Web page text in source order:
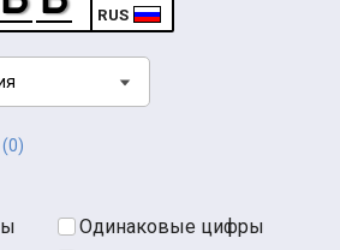
RUS
0)
Одинаковые цифры